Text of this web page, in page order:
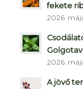
fekete
2026.
2026.
A jövő